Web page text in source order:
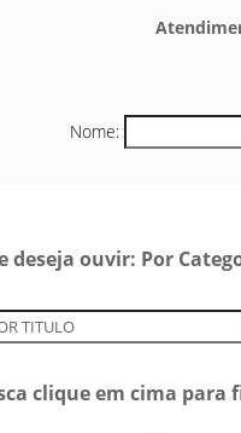
Nome:
ouvir: Por
clique em cima